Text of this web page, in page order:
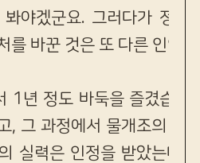
야겠군요. 그러다가 정액
를 바꾼 것은 또 다른 인연
1년 정도 바둑을 즐겼습니
, 그 과정에서 물개조의 우
실력은 인정을 받았는데,